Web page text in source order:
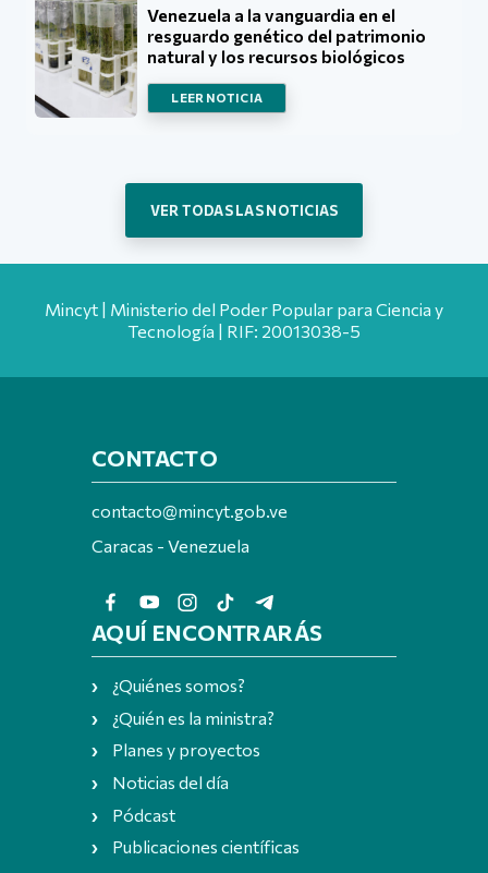
Venezuela a la vanguardia en el
resguardo genético del patrimonio
natural y los recursos biológicos
LEER NOTICIA
VER TODAS LAS NOTICIAS
Mincyt | Ministerio del Poder Popular para Ciencia y
Tecnología | RIF: 20013038-5
CONTACTO
contacto@mincyt.gob.ve
Caracas - Venezuela
AQUÍ ENCONTRARÁS
¿Quiénes somos?
¿Quién es la ministra?
Planes y proyectos
Noticias del día
Pódcast
Publicaciones científicas